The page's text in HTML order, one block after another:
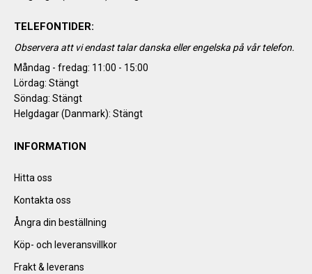
TELEFONTIDER:
Observera att vi endast talar danska eller engelska på vår telefon.
Måndag - fredag: 11:00 - 15:00
Lördag: Stängt
Söndag: Stängt
Helgdagar (Danmark): Stängt
INFORMATION
Hitta oss
Kontakta oss
Ångra din beställning
Köp- och leveransvillkor
Frakt & leverans